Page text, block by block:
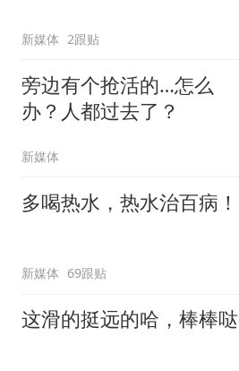
新媒体 2跟贴
旁边有个抢活的…怎么
办？人都过去了？
新媒体
多喝热水，热水治百病！
新媒体 69跟贴
这滑的挺远的哈，棒棒哒